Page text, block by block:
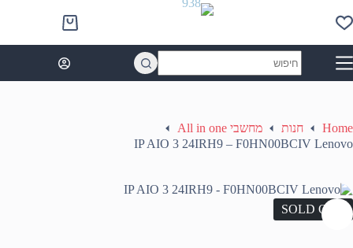
to
content
Shopping
cart
results
Home חנות
מחשבי All in one
IP AIO 3 24IRH9 – F0HN00BCIV Lenovo
SOLD OUT